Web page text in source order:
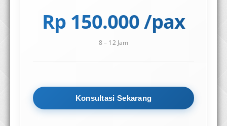
Rp 150.000 /pax
8 – 12 Jam
Konsultasi Sekarang